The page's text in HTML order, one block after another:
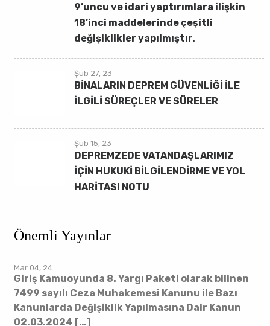
9’uncu ve idari yaptırımlara ilişkin
18’inci maddelerinde çeşitli
değişiklikler yapılmıştır.
Şub 27, 23
BİNALARIN DEPREM GÜVENLİĞİ İLE
İLGİLİ SÜREÇLER VE SÜRELER
Şub 15, 23
DEPREMZEDE VATANDAŞLARIMIZ
İÇİN HUKUKİ BİLGİLENDİRME VE YOL
HARİTASI NOTU
Önemli Yayınlar
Mar 04, 24
Giriş Kamuoyunda 8. Yargı Paketi olarak bilinen
7499 sayılı Ceza Muhakemesi Kanunu ile Bazı
Kanunlarda Değişiklik Yapılmasına Dair Kanun
02.03.2024 […]